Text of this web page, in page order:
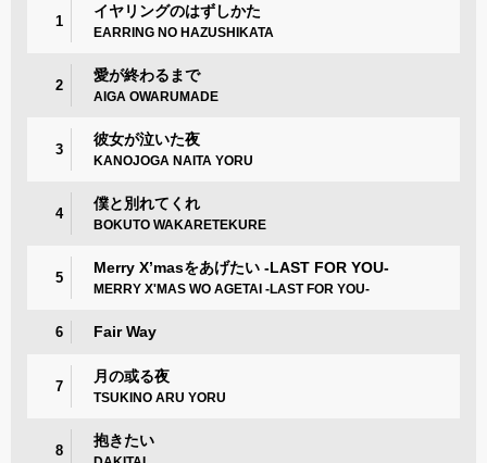
1
イヤリングのはずしかた
EARRING NO HAZUSHIKATA
2
愛が終わるまで
AIGA OWARUMADE
3
彼女が泣いた夜
KANOJOGA NAITA YORU
4
僕と別れてくれ
BOKUTO WAKARETEKURE
5
Merry X’masをあげたい -LAST FOR YOU-
MERRY X'MAS WO AGETAI -LAST FOR YOU-
6 Fair Way
7
月の或る夜
TSUKINO ARU YORU
8
抱きたい